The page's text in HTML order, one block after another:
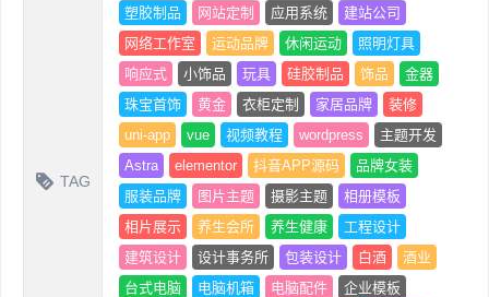
TAG
塑胶制品
网站定制 应用系统
建站公司
网络工作室
运动品牌 休闲运动
照明灯具
响应式
小饰品 玩具 硅胶制品 饰品
金器
珠宝首饰
黄金 衣柜定制 家居品牌
装修
uni-app
vue 视频教程 wordpress
主题开发
Astra
elementor 抖音APP源码
品牌女装
服装品牌
图片主题 摄影主题
相册模板
相片展示
养生会所 养生健康
工程设计
建筑设计
设计事务所 包装设计 白酒
酒业
台式电脑
电脑机箱 电脑配件
企业模板